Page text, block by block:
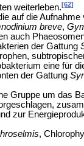
weiterleben.[62]
auf die Aufnahme
breve,
auch
der Gattung
eine für
der Gattung
Gruppe um das
zur
,